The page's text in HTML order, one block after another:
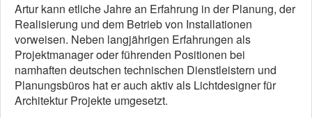
Artur kann etliche Jahre an Erfahrung in der Planung, der
Realisierung und dem Betrieb von Installationen
vorweisen. Neben langjährigen Erfahrungen als
Projektmanager oder führenden Positionen bei
namhaften deutschen technischen Dienstleistern und
Planungsbüros hat er auch aktiv als Lichtdesigner für
Architektur Projekte umgesetzt.